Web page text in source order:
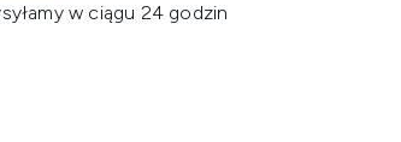
w ciągu 24 godzin